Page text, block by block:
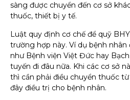
sàng được chuyển đến cơ sở
thuốc, thiết bị y tế.
Luật quy định cơ chế để quỹ
trường hợp này. Ví dụ bệnh
như Bệnh viện Việt Đức hay
tuyến đi đâu nữa. Khi các cơ sở
thì cần phải điều chuyển thuốc
đây điều trị cho bệnh nhân.